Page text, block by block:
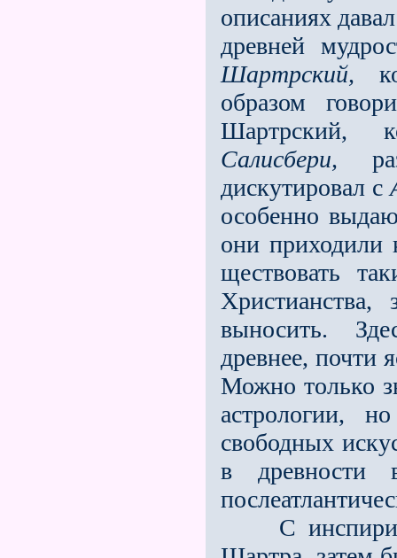
описаниях
древней
Шартрский,
образом
Шартрский,
Салисбери,
дискутировал с
особенно
они приходили
ществовать
выносить.
древнее, почти
Можно только
астрологии,
свободных
в древности
С